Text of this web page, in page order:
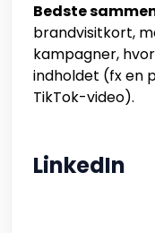
Bedste
brandvisitkort,
kampagner,
indholdet (fx en
TikTok-video).
LinkedIn